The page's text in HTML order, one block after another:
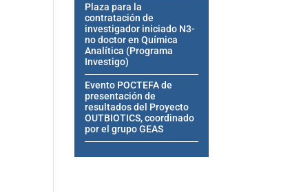
Plaza para la
contratación de
investigador iniciado N3-
no doctor en Química
Analítica (Programa
Investigo)
Evento POCTEFA de
presentación de
resultados del Proyecto
OUTBIOTICS, coordinado
por el grupo GEAS